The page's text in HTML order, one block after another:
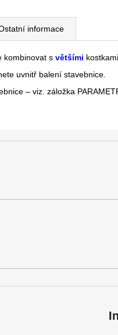
informace
kombinovat s většími
uvnitř balení stavebnice.
– viz. záložka